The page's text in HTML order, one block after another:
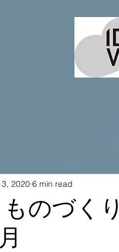
ものづく
3, 2020 6 min read